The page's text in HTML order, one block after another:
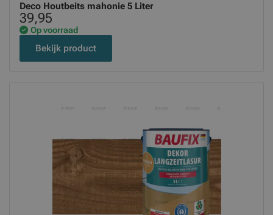
Deco Houtbeits mahonie 5 Liter
39,95
Op voorraad
Bekijk product